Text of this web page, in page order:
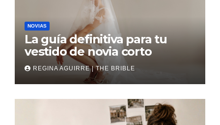
NOVIAS
La guía definitiva para tu
vestido de novia corto
REGINA AGUIRRE | THE BRIBLE